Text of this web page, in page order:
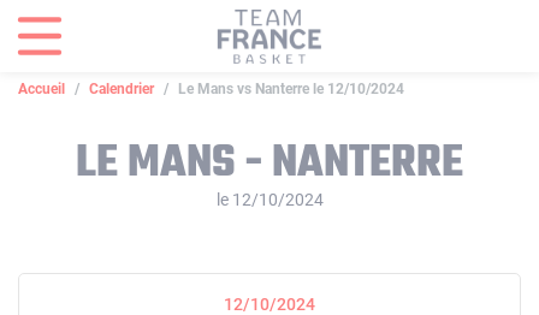
Accueil Calendrier Le Mans vs Nanterre le 12/10/2024
LE MANS - NANTERRE
le 12/10/2024
12/10/2024
Panneau de gestion des cookies